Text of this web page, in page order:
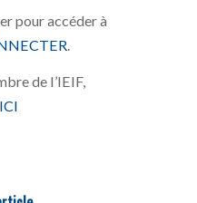
pour accéder à
de l’IEIF,